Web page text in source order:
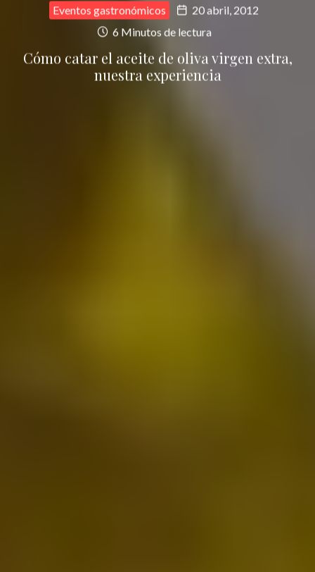
Eventos gastronómicos
20 abril, 2012
6 Minutos de lectura
Cómo catar el aceite de oliva virgen extra,
nuestra experiencia